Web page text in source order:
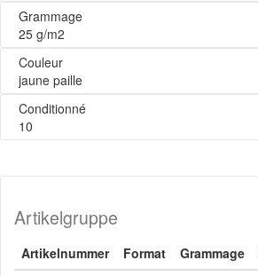
Grammage
25 g/m2
Couleur
jaune paille
Conditionné
10
Artikelgruppe
Artikelnummer Format Grammage